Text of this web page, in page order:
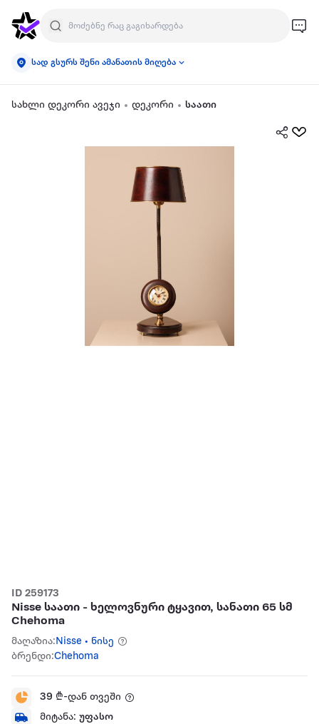
სად გსურს შენი ამანათის მიღება
სახლი დეკორი ავეჯი დეკორი საათი
ID 259173
Nisse საათი - ხელოვნური ტყავით, სანათი 65 სმ
Chehoma
მაღაზია: Nisse • ნისე
ბრენდი:Chehoma
39 ₾-დან თვეში
მიტანა: უფასო